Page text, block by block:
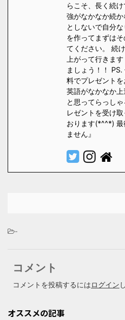
らこそ、長く続
強がなかなか続
としないで自分
を作ってまずは
てください。 続
上がって行きま
ましょう！！
料でプレゼント
英語がなかなか
と思ってらっし
レゼントを受け
おります(*^^*) 最
ません』
-
コメント
コメントを投稿するにはログイン
オススメの記事